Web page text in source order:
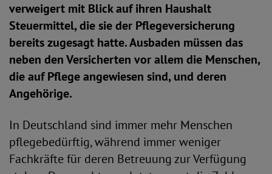
verweigert mit Blick auf ihren Haushalt
Steuermittel, die sie der Pflegeversicherung
bereits zugesagt hatte. Ausbaden müssen das
neben den Versicherten vor allem die Menschen,
die auf Pflege angewiesen sind, und deren
Angehörige.
In Deutschland sind immer mehr Menschen
pflegebedürftig, während immer weniger
Fachkräfte für deren Betreuung zur Verfügung